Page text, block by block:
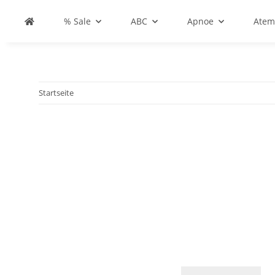
% Sale ABC Apnoe
Startseite